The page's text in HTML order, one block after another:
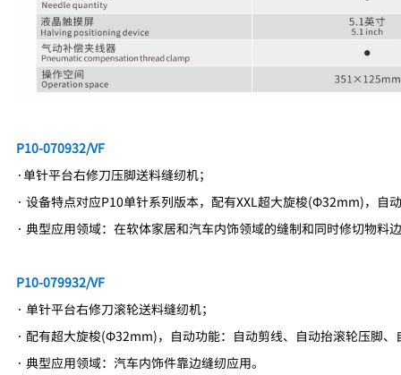
P10-070932/VF
·单针平台右修刀压脚送料缝纫机；
· 设备特点对应P10单针系列版本，配有XXL超大旋梭(Φ32mm)，自
· 典型应用领域：在软体家居和汽车内饰领域的缝制和同时修切物料
P10-079932/VF
· 单针平台右修刀滚轮送料缝纫机；
· 配有超大旋梭(Φ32mm)，自动功能：自动剪线、自动抬滚轮压脚
· 典型应用领域：汽车内饰件靠边缝纫应用。